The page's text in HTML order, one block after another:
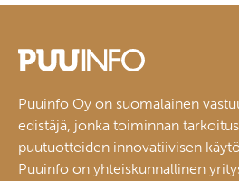
Puuinfo Oy on suomalainen
edistäjä, jonka toiminnan
puutuotteiden innovatiivisen
Puuinfo on yhteiskunnallinen